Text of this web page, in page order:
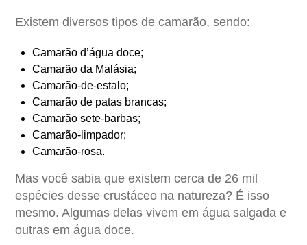
Existem diversos tipos de camarão, sendo:
Camarão d’água doce;
Camarão da Malásia;
Camarão-de-estalo;
Camarão de patas brancas;
Camarão sete-barbas;
Camarão-limpador;
Camarão-rosa.
Mas você sabia que existem cerca de 26 mil
espécies desse crustáceo na natureza? É isso
mesmo. Algumas delas vivem em água salgada e
outras em água doce.